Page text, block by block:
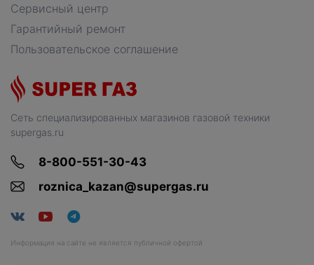
Сеть специализированных магазинов газовой техники
supergas.ru
8-800-551-30-43
roznica_kazan@supergas.ru
Информация на сайте не является публичной офертой
Сервисный центр
Гарантийный ремонт
Пользовательское соглашение